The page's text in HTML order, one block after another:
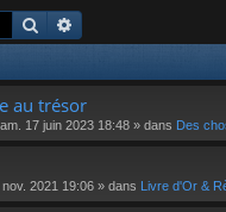
Rechercher
au trésor
17 juin 2023 18:48 » dans Des
nov. 2021 19:06 » dans Livre d'Or &